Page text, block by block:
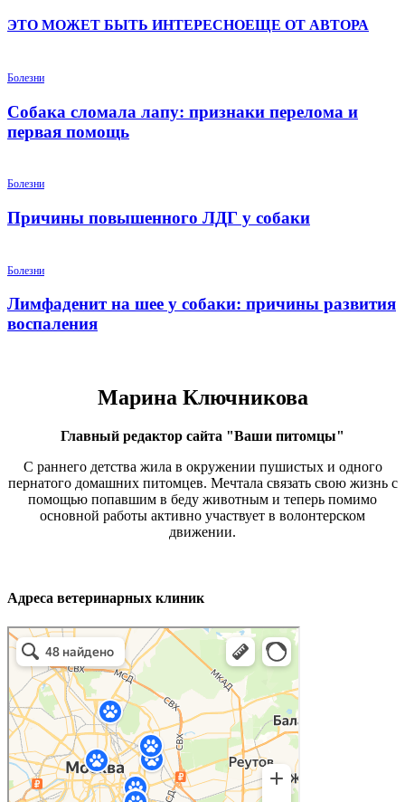
ЭТО МОЖЕТ БЫТЬ ИНТЕРЕСНОЕЩЕ ОТ АВТОРА
Болезни
Собака сломала лапу: признаки перелома и
первая помощь
Болезни
Причины повышенного ЛДГ у собаки
Болезни
Лимфаденит на шее у собаки: причины развития
воспаления
Марина Ключникова
Главный редактор сайта "Ваши питомцы"
С раннего детства жила в окружении пушистых и одного
пернатого домашних питомцев. Мечтала связать свою жизнь с
помощью попавшим в беду животным и теперь помимо
основной работы активно участвует в волонтерском
движении.
Адреса ветеринарных клиник